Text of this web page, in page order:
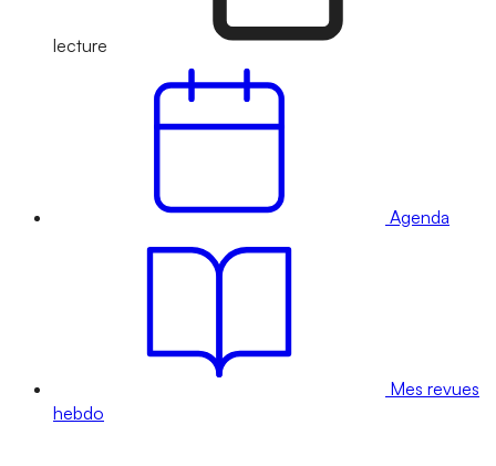
lecture
Agenda
Mes revues
hebdo